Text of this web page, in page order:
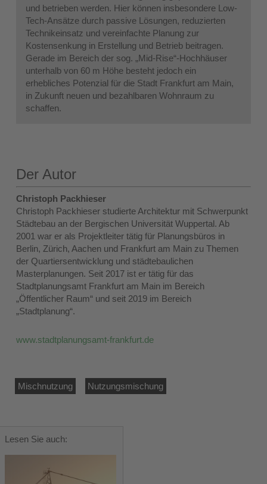
und betrieben werden. Hier können insbesondere Low-
Tech-Ansätze durch passive Lösungen, reduzierten
Technikeinsatz und vereinfachte Planung zur
Kostensenkung in Erstellung und Betrieb beitragen.
Gerade im Bereich der sog. „Mid-Rise“-Hochhäuser
unterhalb von 60 m Höhe besteht jedoch ein
erhebliches Potenzial für die Stadt Frankfurt am Main,
in Zukunft neuen und bezahlbaren Wohnraum zu
schaffen.
Der Autor
Christoph Packhieser
Christoph Packhieser studierte Architektur mit Schwerpunkt
Städtebau an der Bergischen Universität Wuppertal. Ab
2001 war er als Projektleiter tätig für Planungsbüros in
Berlin, Zürich, Aachen und Frankfurt am Main zu Themen
der Quartiersentwicklung und städtebaulichen
Masterplanungen. Seit 2017 ist er tätig für das
Stadtplanungsamt Frankfurt am Main im Bereich
„Öffentlicher Raum“ und seit 2019 im Bereich
„Stadtplanung“.
www.stadtplanungsamt-frankfurt.de
Mischnutzung Nutzungsmischung
Lesen Sie auch: